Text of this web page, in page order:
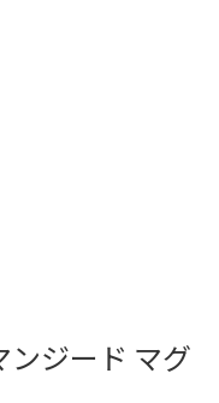
ジード マグ